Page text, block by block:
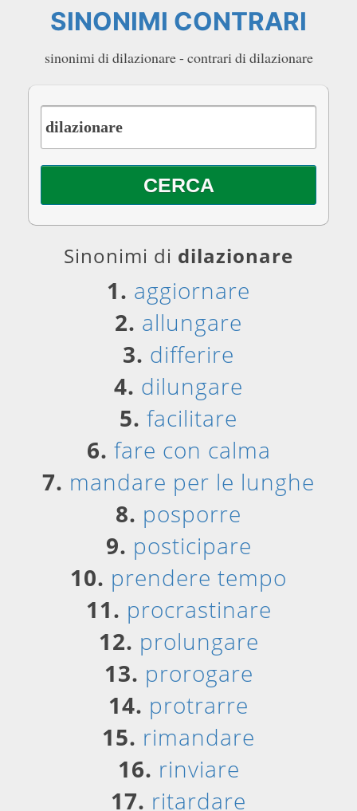
SINONIMI CONTRARI
sinonimi di dilazionare - contrari di dilazionare
Sinonimi di dilazionare
1. aggiornare
2. allungare
3. differire
4. dilungare
5. facilitare
6. fare con calma
7. mandare per le lunghe
8. posporre
9. posticipare
10. prendere tempo
11. procrastinare
12. prolungare
13. prorogare
14. protrarre
15. rimandare
16. rinviare
17. ritardare